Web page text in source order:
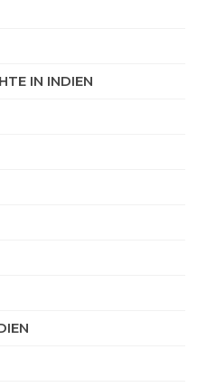
IN INDIEN